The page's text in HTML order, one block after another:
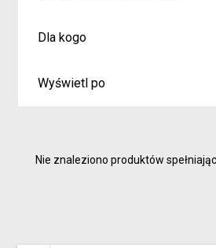
malowanie
kreślenie
Dla kogo
Artyści i profesjonaliści
Inspiracje dla rodziców i dzieci
Wyświetl po
Nie znaleziono produktów